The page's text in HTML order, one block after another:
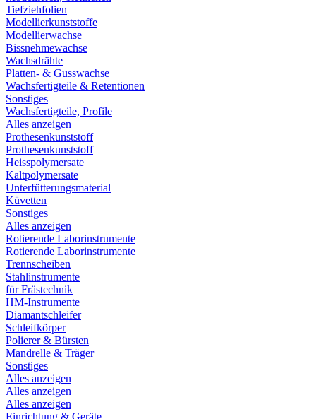
Tiefziehfolien
Modellierkunststoffe
Modellierwachse
Bissnehmewachse
Wachsdrähte
Platten- & Gusswachse
Wachsfertigteile & Retentionen
Sonstiges
Wachsfertigteile, Profile
Alles anzeigen
Prothesenkunststoff
Prothesenkunststoff
Heisspolymersate
Kaltpolymersate
Unterfütterungsmaterial
Küvetten
Sonstiges
Alles anzeigen
Rotierende Laborinstrumente
Rotierende Laborinstrumente
Trennscheiben
Stahlinstrumente
für Frästechnik
HM-Instrumente
Diamantschleifer
Schleifkörper
Polierer & Bürsten
Mandrelle & Träger
Sonstiges
Alles anzeigen
Alles anzeigen
Alles anzeigen
Einrichtung & Geräte